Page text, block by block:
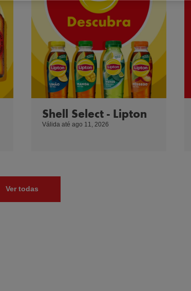
Shell Select - Lipton
Válida até ago 11, 2026
Ver todas